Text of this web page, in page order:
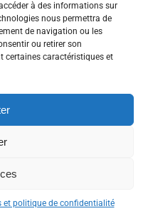
à des informations sur
nous permettra de
de navigation ou les
ou retirer son
certaines caractéristiques et
et politique de confidentialité
: WebRelief.fr